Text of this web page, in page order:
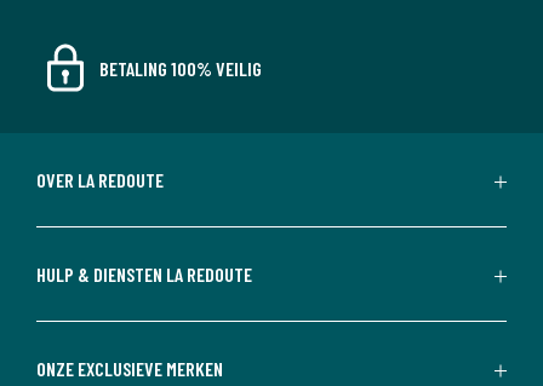
BETALING 100% VEILIG
OVER LA REDOUTE
HULP & DIENSTEN LA REDOUTE
ONZE EXCLUSIEVE MERKEN